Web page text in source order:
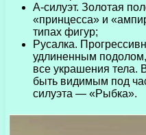
А-силуэт. Золотая
«принцесса» и
типах фигур;
Русалка.
удлиненным
все украшения тела.
быть видимым под
силуэта — «Рыбка».